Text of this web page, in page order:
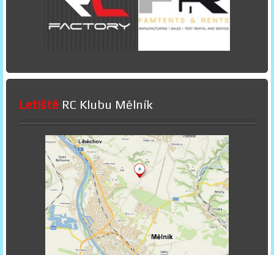
Letiště RC Klubu Mělník